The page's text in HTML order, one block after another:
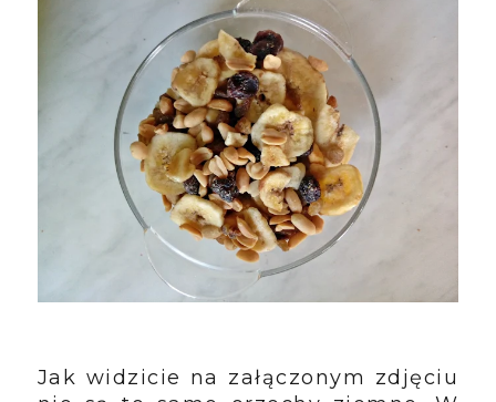
Jak widzicie na załączonym zdjęciu